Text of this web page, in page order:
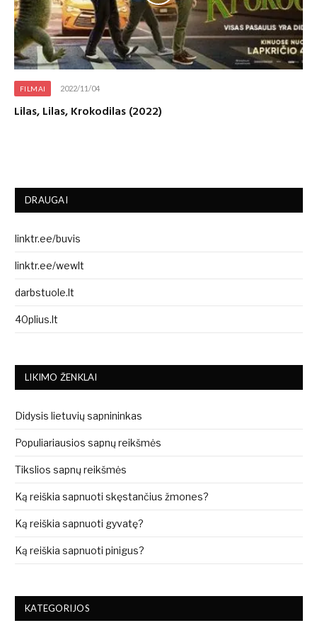
FILMAI 2022/11/04
Lilas, Lilas, Krokodilas (2022)
DRAUGAI
linktr.ee/buvis
linktr.ee/wewlt
darbstuole.lt
40plius.lt
LIKIMO ŽENKLAI
Didysis lietuvių sapnininkas
Populiariausios sapnų reikšmės
Tikslios sapnų reikšmės
Ką reiškia sapnuoti skęstančius žmones?
Ką reiškia sapnuoti gyvatę?
Ką reiškia sapnuoti pinigus?
KATEGORIJOS